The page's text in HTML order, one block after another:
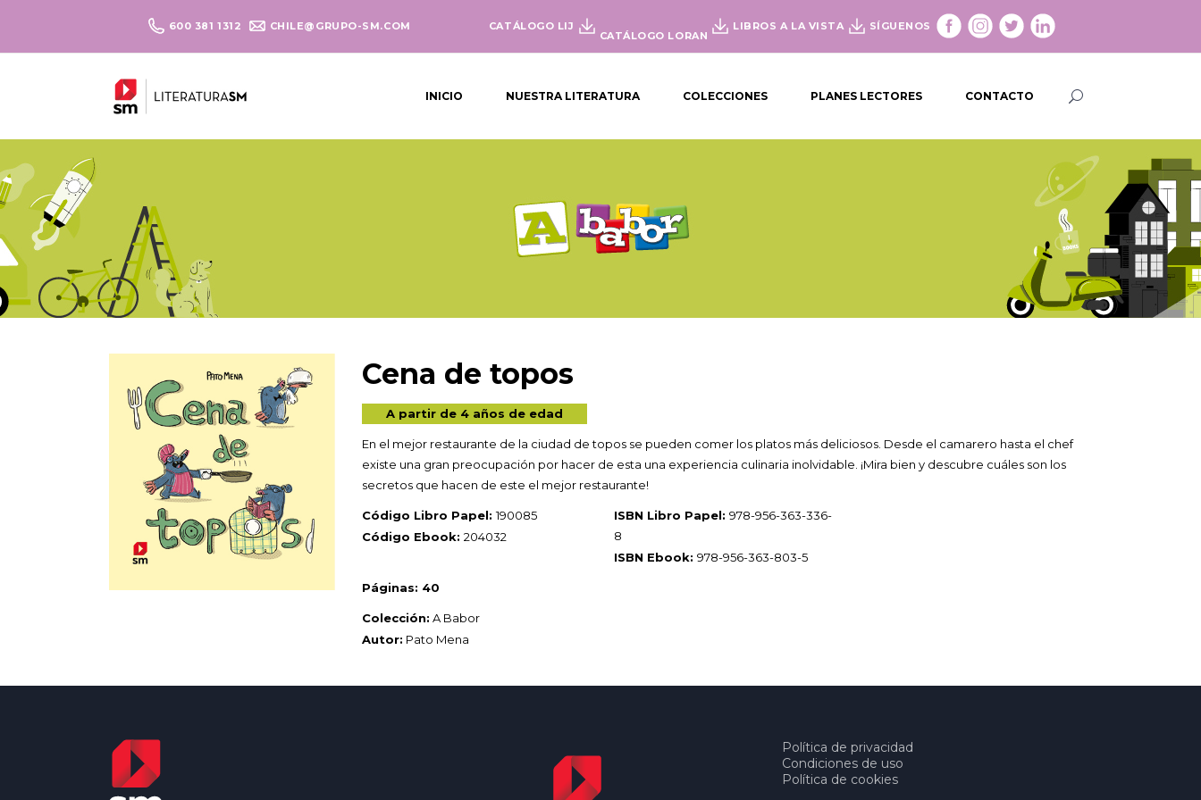
600 381 1312 CHILE@GRUPO-SM.COM CATÁLOGO LIJ
CATÁLOGO LORAN
LIBROS A LA VISTA SÍGUENOS
INICIO NUESTRA LITERATURA COLECCIONES PLANES LECTORES CONTACTO
Cena de topos
A partir de 4 años de edad
En el mejor restaurante de la ciudad de topos se pueden comer los platos más deliciosos. Desde el camarero hasta el chef
existe una gran preocupación por hacer de esta una experiencia culinaria inolvidable. ¡Mira bien y descubre cuáles son los
secretos que hacen de este el mejor restaurante!
Código Libro Papel:190085
Código Ebook: 204032
ISBN Libro Papel: 978-956-363-336-
8
ISBN Ebook: 978-956-363-803-5
Páginas: 40
Colección: A Babor
Autor: Pato Mena
Política de privacidad
Condiciones de uso
Política de cookies